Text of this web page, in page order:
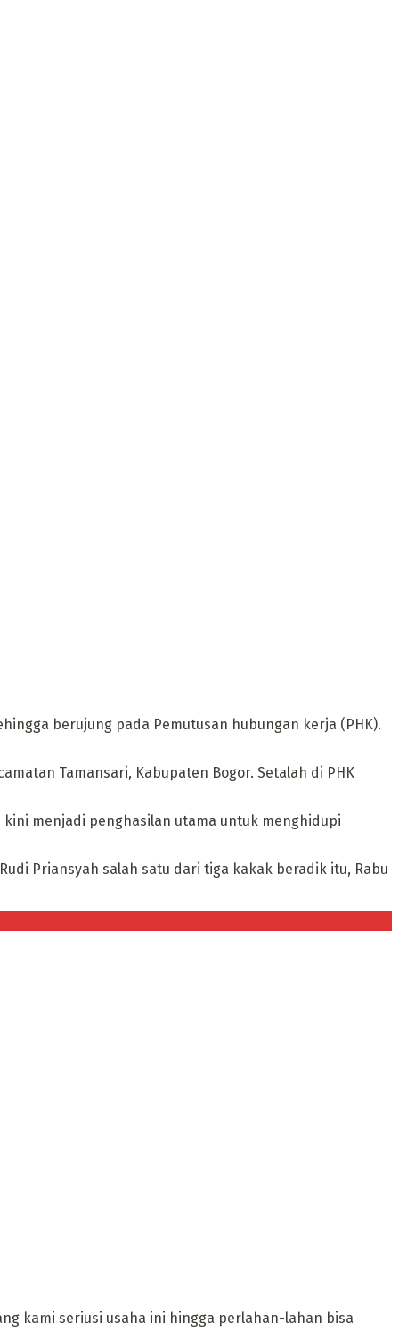
berujung pada Pemutusan hubungan kerja (PHK).
Tamansari, Kabupaten Bogor. Setalah di PHK
menjadi penghasilan utama untuk menghidupi
Priansyah salah satu dari tiga kakak beradik itu, Rabu
kami seriusi usaha ini hingga perlahan-lahan bisa